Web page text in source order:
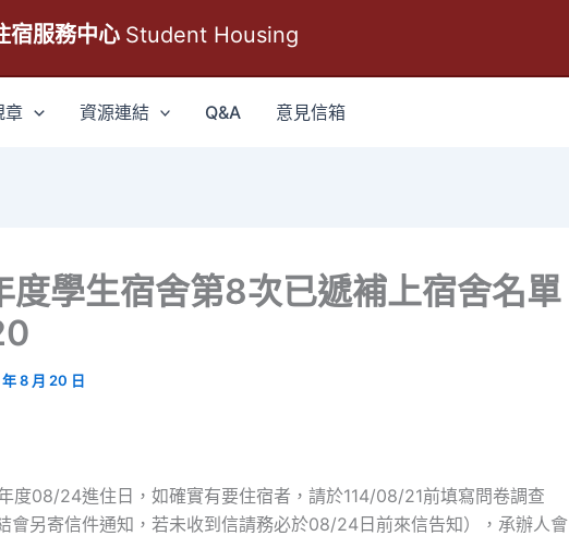
宿服務中心 Student Housing
章 資源連結 Q&A 意見信箱
度學生宿舍第8次已遞補上宿舍名單
8 月 20 日
度08/24進住日，如確實有要住宿者，請於114/08/21前填寫問卷調查
會另寄信件通知，若未收到信請務必於08/24日前來信告知），承辦人會